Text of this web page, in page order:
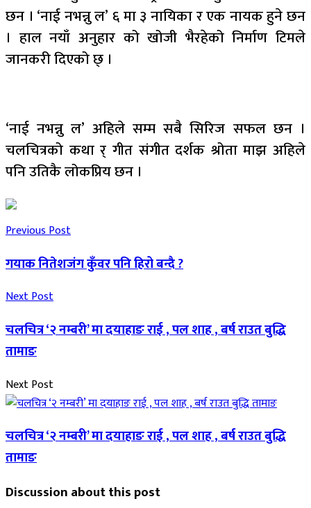
छन । ‘नाई नभन्नु ल’ ६ मा ३ नायिका र एक नायक हुने छन
। हाल नयाँ अनुहार को खोजी भैरहेको निर्माण टिमले
जानकरी दिएको छ् ।
‘नाई नभन्नु ल’ अहिले सम्म सबै सिरिज सफल छन ।
चलचित्रको कथा र् गीत संगीत दर्शक श्रोता माझ अहिले
पनि उतिकै लोकप्रिय छन ।
Previous Post
गयाक नितेशजंग कुँवर पनि हिरो बन्दै ?
Next Post
चलचित्र ‘२ नम्बरी’ मा दयाहाङ राई , पल शाह , बर्ष राउत बुद्धि
तामाङ
Next Post
चलचित्र ‘२ नम्बरी’ मा दयाहाङ राई , पल शाह , बर्ष राउत बुद्धि
तामाङ
Discussion about this post